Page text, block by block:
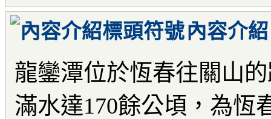
內容介紹
龍鑾潭位於恆春往關山
滿水達170餘公頃，為恆